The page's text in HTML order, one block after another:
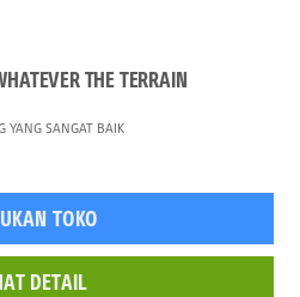
THE TERRAIN
YANG SANGAT BAIK
TOKO
DETAIL